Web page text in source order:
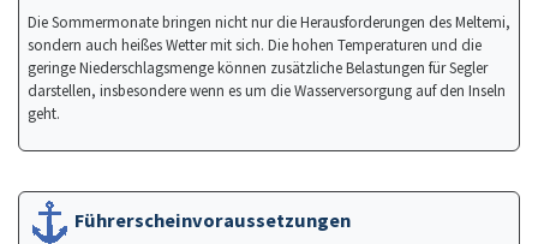
Die Sommermonate bringen nicht nur die Herausforderungen des Meltemi,
sondern auch heißes Wetter mit sich. Die hohen Temperaturen und die
geringe Niederschlagsmenge können zusätzliche Belastungen für Segler
darstellen, insbesondere wenn es um die Wasserversorgung auf den Inseln
geht.
Führerscheinvoraussetzungen